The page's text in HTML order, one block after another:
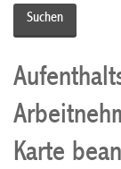
Karte